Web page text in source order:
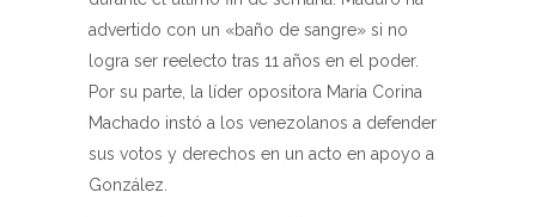
advertido con un «baño de sangre» si no
logra ser reelecto tras 11 años en el poder.
Por su parte, la líder opositora María Corina
Machado instó a los venezolanos a defender
sus votos y derechos en un acto en apoyo a
González.